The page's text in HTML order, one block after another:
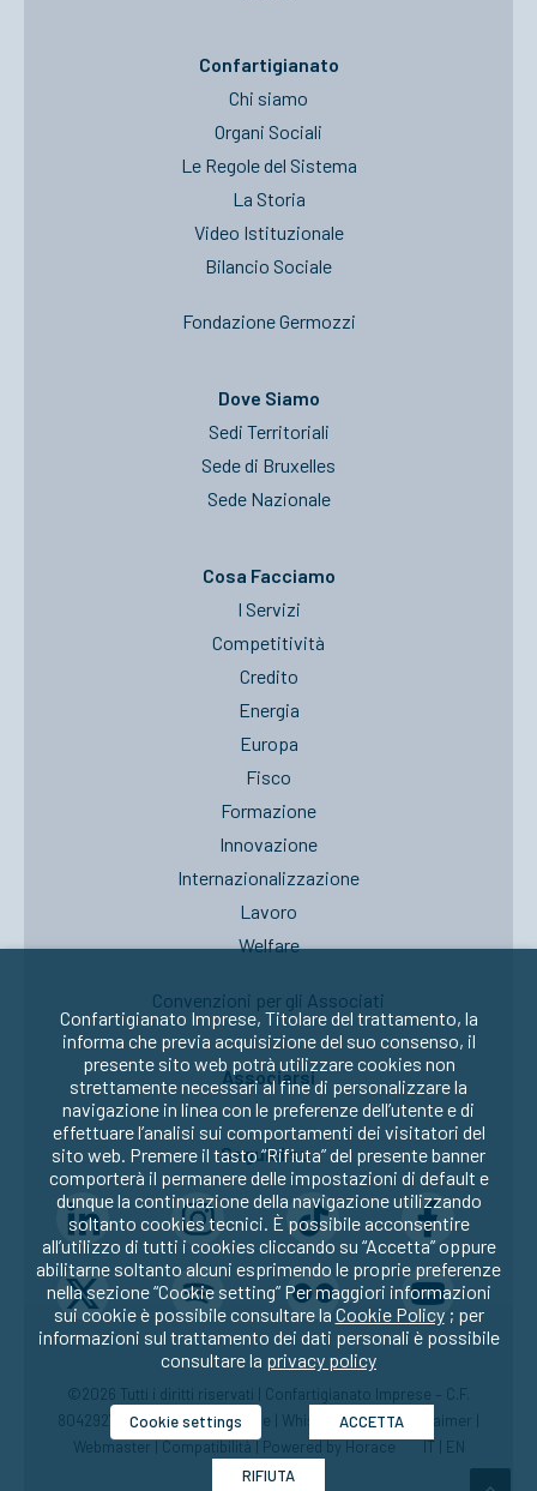
Confartigianato
Chi siamo
Organi Sociali
Le Regole del Sistema
La Storia
Video Istituzionale
Bilancio Sociale
Fondazione Germozzi
Dove Siamo
Sedi Territoriali
Sede di Bruxelles
Sede Nazionale
Cosa Facciamo
I Servizi
Competitività
Credito
Energia
Europa
Fisco
Formazione
Innovazione
Internazionalizzazione
Lavoro
Welfare
Convenzioni per gli Associati
Associarsi
Seguici su:
©2026 Tutti i diritti riservati | Confartigianato Imprese – C.F.
80429270582 |Privacy|Cookie Whistleblowing|Disclaimer
Webmaster|Compatibilità| Powered by Horace IT EN
Confartigianato Imprese, Titolare del trattamento, la
informa che previa acquisizione del suo consenso, il
presente sito web potrà utilizzare cookies non
strettamente necessari al fine di personalizzare la
navigazione in linea con le preferenze dell’utente e di
effettuare l’analisi sui comportamenti dei visitatori del
sito web. Premere il tasto “Rifiuta” del presente banner
comporterà il permanere delle impostazioni di default e
dunque la continuazione della navigazione utilizzando
soltanto cookies tecnici. È possibile acconsentire
all’utilizzo di tutti i cookies cliccando su “Accetta” oppure
abilitarne soltanto alcuni esprimendo le proprie preferenze
nella sezione “Cookie setting” Per maggiori informazioni
sui cookie è possibile consultare la Cookie Policy; per
informazioni sul trattamento dei dati personali è possibile
consultare la privacy policy
Cookie settings ACCETTA
RIFIUTA